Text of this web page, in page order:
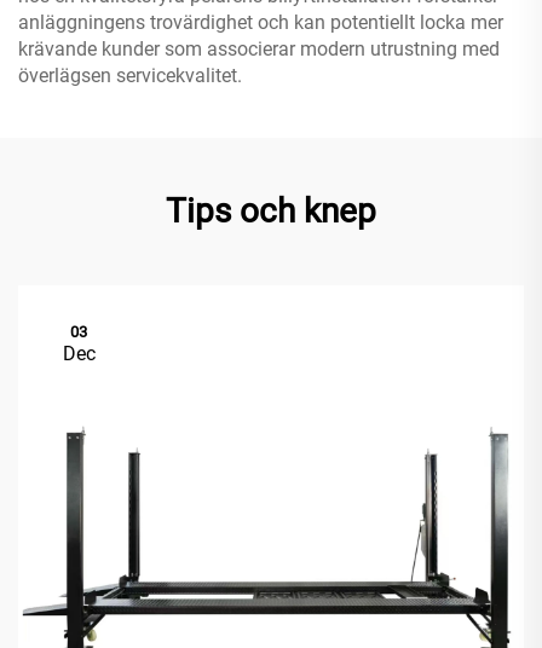
anläggningens trovärdighet och kan potentiellt locka mer
krävande kunder som associerar modern utrustning med
överlägsen servicekvalitet.
Tips och knep
03
Dec